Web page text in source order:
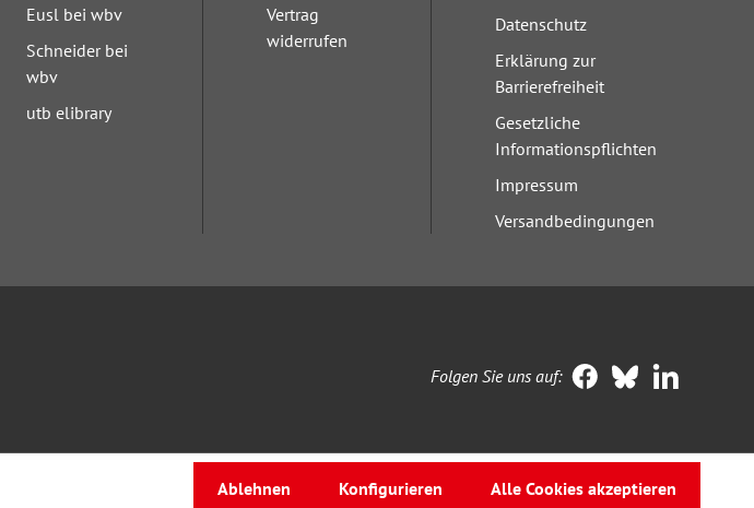
Eusl bei wbv
Schneider bei
wbv
utb elibrary
Vertrag
widerrufen
Datenschutz
Erklärung zur
Barrierefreiheit
Gesetzliche
Informationspflichten
Impressum
Versandbedingungen
Folgen Sie uns auf:
Ablehnen Konfigurieren Alle Cookies akzeptieren